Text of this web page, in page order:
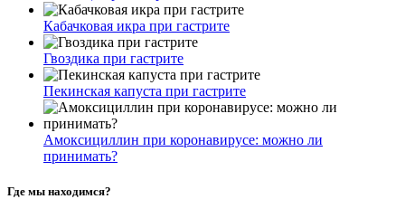
Кабачковая икра при гастрите
Гвоздика при гастрите
Пекинская капуста при гастрите
Амоксициллин при коронавирусе: можно ли
принимать?
Где мы находимся?